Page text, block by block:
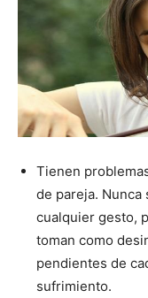
Tienen
de pareja. Nunca
cualquier gesto,
toman como
pendientes de
sufrimiento.